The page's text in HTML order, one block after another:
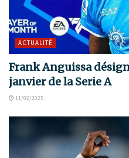
ACTUALITÉ
Frank Anguissa
janvier de la Serie A
11/02/2025